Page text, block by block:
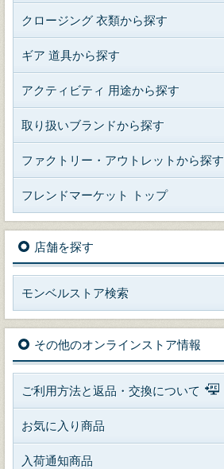
クロージング 衣類から探す
ギア 道具から探す
アクティビティ 用途から探す
取り扱いブランドから探す
ファクトリー・アウトレットから探す
フレンドマーケット トップ
店舗を探す
モンベルストア検索
その他のオンラインストア情報
ご利用方法と返品・交換について
お気に入り商品
入荷通知商品